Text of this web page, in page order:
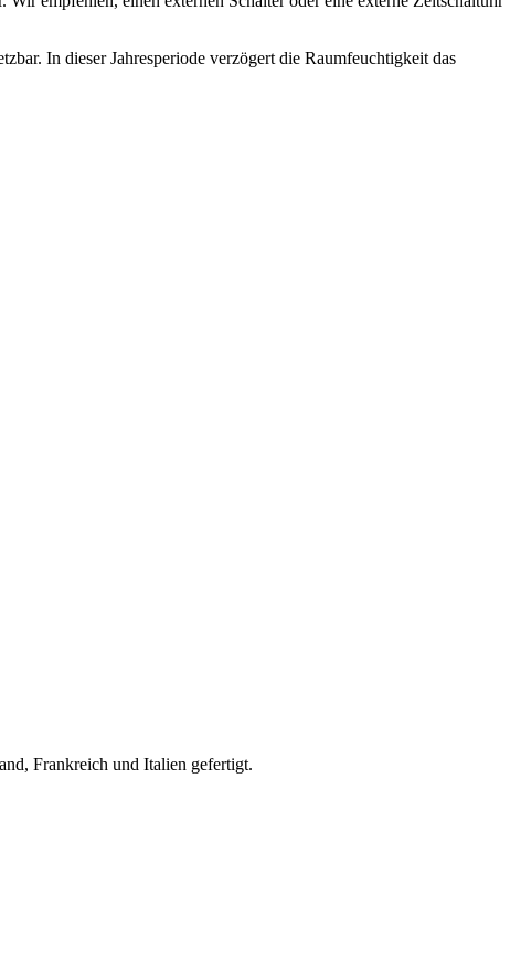
In dieser Jahresperiode verzögert die Raumfeuchtigkeit das
Frankreich und Italien gefertigt.